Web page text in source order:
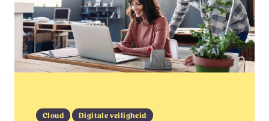
Cloud Digitale veiligheid